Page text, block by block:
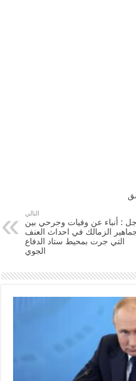
التالي
: أنباء عن وفيات وجرحي بين
الزمالك في احداث العنف
التي جرت بمحيط ستاد الدفاع
الجوي